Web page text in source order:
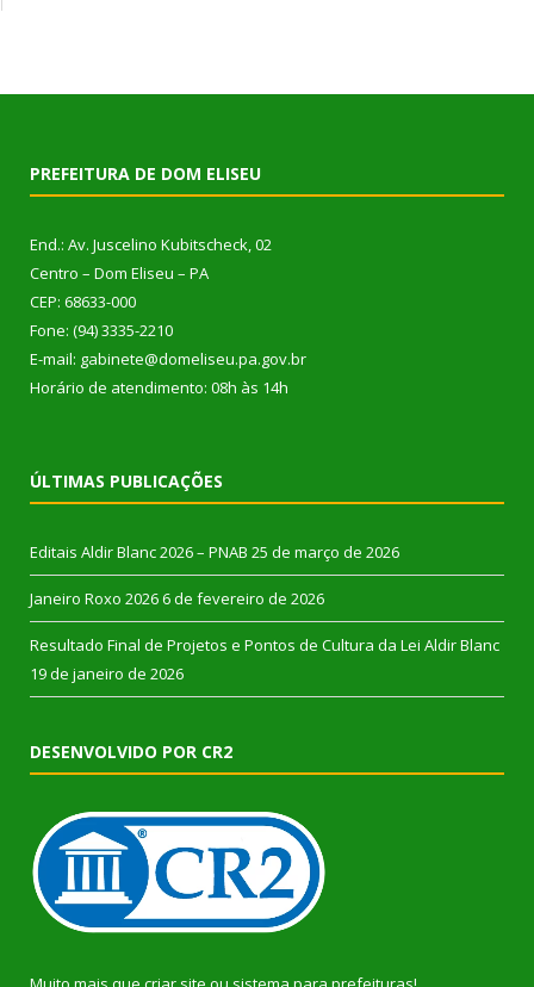
PREFEITURA DE DOM ELISEU
End.: Av. Juscelino Kubitscheck, 02
Centro – Dom Eliseu – PA
CEP: 68633-000
Fone: (94) 3335-2210
E-mail: gabinete@domeliseu.pa.gov.br
Horário de atendimento: 08h às 14h
ÚLTIMAS PUBLICAÇÕES
Editais Aldir Blanc 2026 – PNAB 25 de março de 2026
Janeiro Roxo 2026 6 de fevereiro de 2026
Resultado Final de Projetos e Pontos de Cultura da Lei Aldir Blanc
19 de janeiro de 2026
DESENVOLVIDO POR CR2